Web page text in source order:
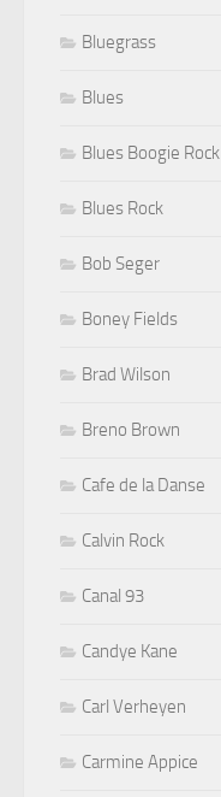
Bluegrass
Blues
Blues Boogie Rock
Blues Rock
Bob Seger
Boney Fields
Brad Wilson
Breno Brown
Cafe de la Danse
Calvin Rock
Canal 93
Candye Kane
Carl Verheyen
Carmine Appice